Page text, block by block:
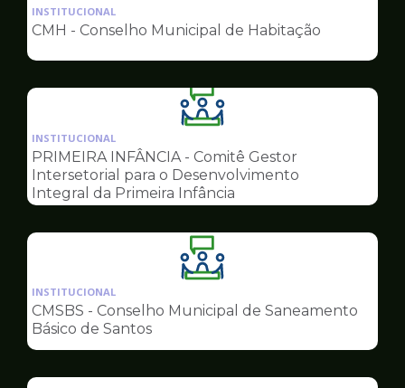
da
pagina
Conselhos
INSTITUCIONAL
CMH - Conselho Municipal de Habitação
Ilustração
da
pagina
de
Conselhos
INSTITUCIONAL
PRIMEIRA INFÂNCIA - Comitê Gestor
Intersetorial para o Desenvolvimento
Integral da Primeira Infância
Ilustração
da
pagina
Conselhos
INSTITUCIONAL
CMSBS - Conselho Municipal de Saneamento
Básico de Santos